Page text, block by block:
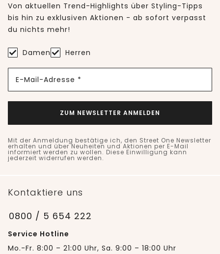
Von aktuellen Trend-Highlights über Styling-Tipps
bis hin zu exklusiven Aktionen - ab sofort verpasst
du nichts mehr!
Damen Herren
E-Mail-Adresse *
ZUM NEWSLETTER ANMELDEN
Mit der Anmeldung bestätige ich, den Street One Newsletter
erhalten und über Neuheiten und Aktionen per E-Mail
informiert werden zu wollen. Diese Einwilligung kann
jederzeit widerrufen werden.
Kontaktiere uns
0800 / 5 654 222
Service Hotline
Mo.-Fr. 8:00 – 21:00 Uhr, Sa. 9:00 – 18:00 Uhr